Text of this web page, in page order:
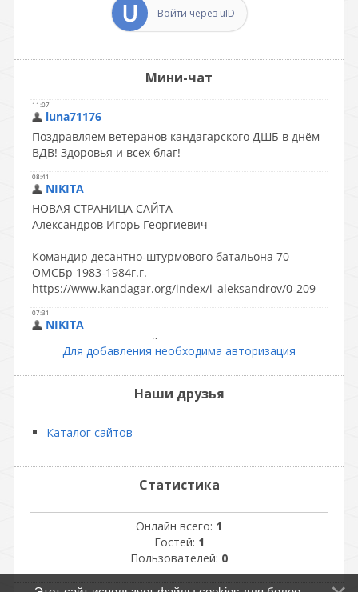
Войти через uID
Мини-чат
Для добавления необходима авторизация
Наши друзья
Каталог сайтов
Статистика
Онлайн всего: 1
Гостей: 1
Пользователей: 0